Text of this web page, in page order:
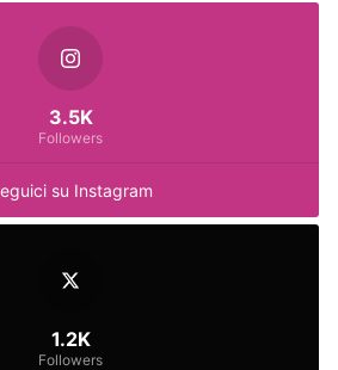
su Instagram
3.5K
Followers
1.2K
Followers